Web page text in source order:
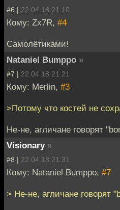
#6 | 22.04.18 21:10
Кому: Zx7R, #4
Самолётиками!
Nataniel Bumppo »
#7 | 22.04.18 21:21
Кому: Merlin, #3
>Потому что костей не
Не-не, агличане говорят
Visionary »
#8 | 22.04.18 21:31
Кому: Nataniel Bumppo, #7
> Не-не, агличане говорят